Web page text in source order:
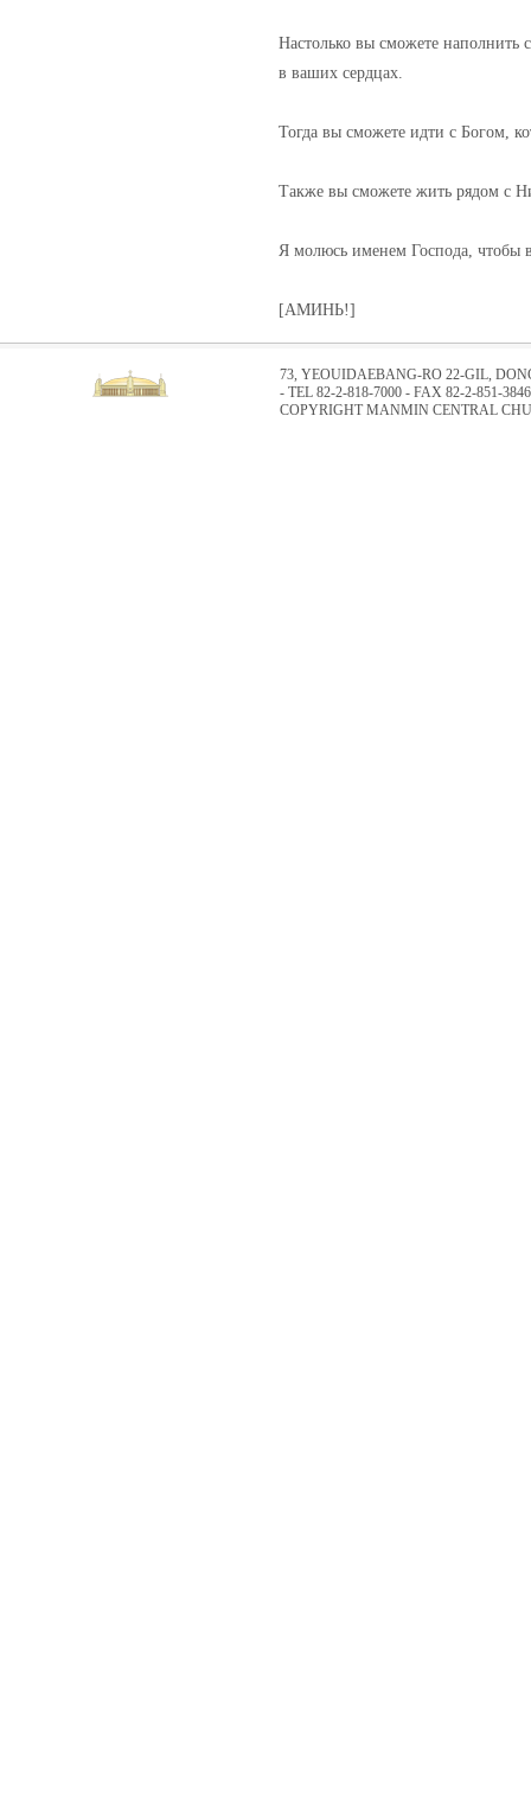
Настолько вы сможете наполнить
в ваших сердцах.
Тогда вы сможете идти с Богом,
Также вы сможете жить рядом с
Я молюсь именем Господа, чтобы
[АМИНЬ!]
73, YEOUIDAEBANG-RO 22-GIL,
- TEL 82-2-818-7000 - FAX 82-2-851-3846
COPYRIGHT MANMIN CENTRAL